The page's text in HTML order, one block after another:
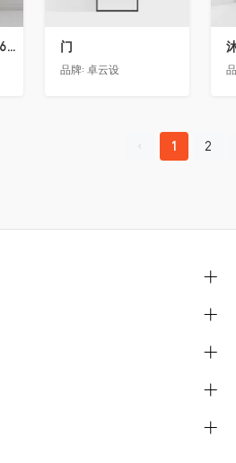
日上-PMS01-L006-金属窄边玻璃门 门
品牌: 卓云设
1 2